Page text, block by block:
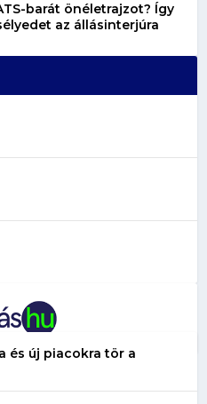
barát önéletrajzot? Így
az állásinterjúra
és új piacokra tör a